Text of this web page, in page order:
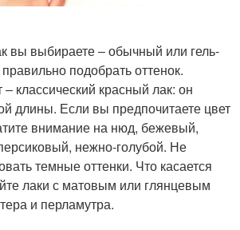
вы выбираете ‒ обычный или гель-
подобрать оттенок.
классический красный лак: он
длины. Если вы предпочитаете цвет
внимание на нюд, бежевый,
нежно-голубой. Не
темные оттенки. Что касается
лаки с матовым или глянцевым
и перламутра.